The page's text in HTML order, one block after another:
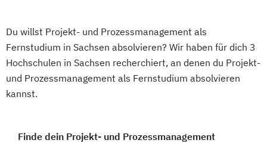
Du willst Projekt- und Prozessmanagement als
Fernstudium in Sachsen absolvieren? Wir haben für dich 3
Hochschulen in Sachsen recherchiert, an denen du Projekt-
und Prozessmanagement als Fernstudium absolvieren
kannst.
Finde dein Projekt- und Prozessmanagement